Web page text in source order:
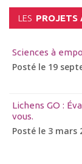
LES PROJETS
Sciences à
Posté le 19
Lichens GO :
vous.
Posté le 3 mars